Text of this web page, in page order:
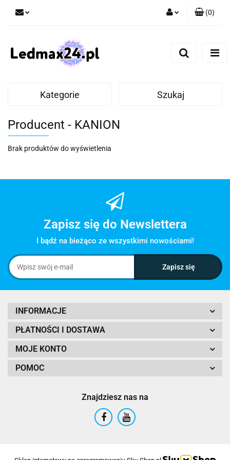
(0)
Kategorie Szukaj
Producent - KANION
Brak produktów do wyświetlenia
Zapisz się do Newslettera
I bądź na bieżąco ze wszystkimi nowościami!
INFORMACJE
PŁATNOŚCI I DOSTAWA
MOJE KONTO
POMOC
Znajdziesz nas na